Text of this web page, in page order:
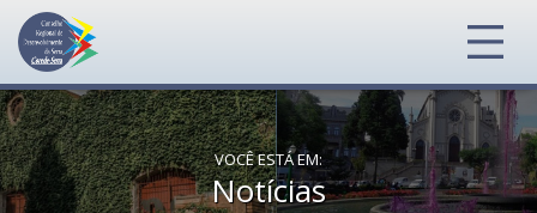
VOCÊ ESTÁ EM:
Notícias